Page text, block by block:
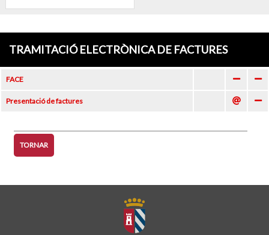
TRAMITACIÓ ELECTRÒNICA DE FACTURES
FACE
Presentació de factures
TORNAR